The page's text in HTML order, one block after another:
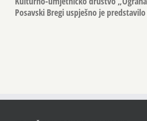
folklora u Zagrebu
Kulturno-umjetničko društvo